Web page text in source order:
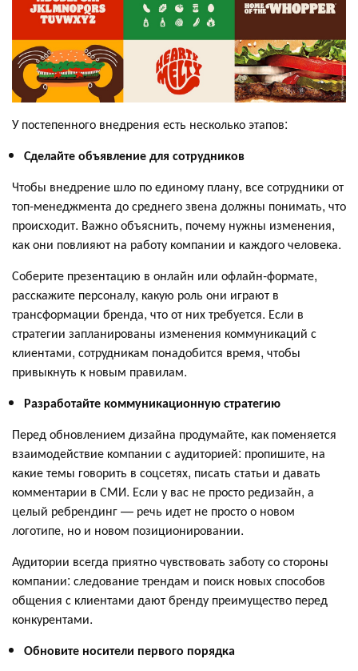
У постепенного внедрения есть несколько этапов:
Сделайте объявление для сотрудников
Чтобы внедрение шло по единому плану, все сотрудники от
топ-менеджмента до среднего звена должны понимать, что
происходит. Важно объяснить, почему нужны изменения,
как они повлияют на работу компании и каждого человека.
Соберите презентацию в онлайн или офлайн-формате,
расскажите персоналу, какую роль они играют в
трансформации бренда, что от них требуется. Если в
стратегии запланированы изменения коммуникаций с
клиентами, сотрудникам понадобится время, чтобы
привыкнуть к новым правилам.
Разработайте коммуникационную стратегию
Перед обновлением дизайна продумайте, как поменяется
взаимодействие компании с аудиторией: пропишите, на
какие темы говорить в соцсетях, писать статьи и давать
комментарии в СМИ. Если у вас не просто редизайн, а
целый ребрендинг — речь идет не просто о новом
логотипе, но и новом позиционировании.
Аудитории всегда приятно чувствовать заботу со стороны
компании: следование трендам и поиск новых способов
общения с клиентами дают бренду преимущество перед
конкурентами.
Обновите носители первого порядка